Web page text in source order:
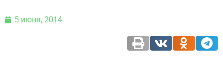
5 июня, 2014